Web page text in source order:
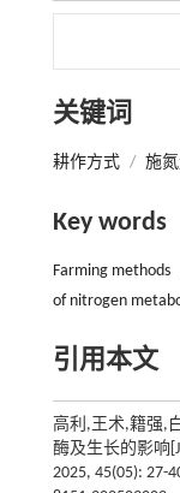
关键词
耕作方式 / 施
Key words
Farming methods
of nitrogen
引用本文
高利,王术,籍强,
酶及生长的影响
2025, 45(05): 27-